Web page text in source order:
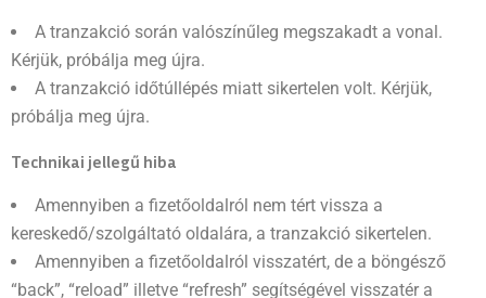
A tranzakció során valószínűleg megszakadt a vonal.
Kérjük, próbálja meg újra.
A tranzakció időtúllépés miatt sikertelen volt. Kérjük,
próbálja meg újra.
Technikai jellegű hiba
Amennyiben a fizetőoldalról nem tért vissza a
kereskedő/szolgáltató oldalára, a tranzakció sikertelen.
Amennyiben a fizetőoldalról visszatért, de a böngésző
“back”, “reload” illetve “refresh” segítségével visszatér a